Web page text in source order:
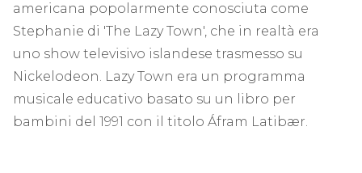
americana popolarmente conosciuta come
Stephanie di 'The Lazy Town', che in realtà era
uno show televisivo islandese trasmesso su
Nickelodeon. Lazy Town era un programma
musicale educativo basato su un libro per
bambini del 1991 con il titolo Áfram Latibær.